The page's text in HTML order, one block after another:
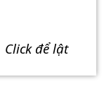
click để lật